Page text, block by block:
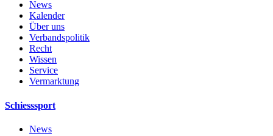
News
Kalender
Über uns
Verbandspolitik
Recht
Wissen
Service
Vermarktung
Schiesssport
News